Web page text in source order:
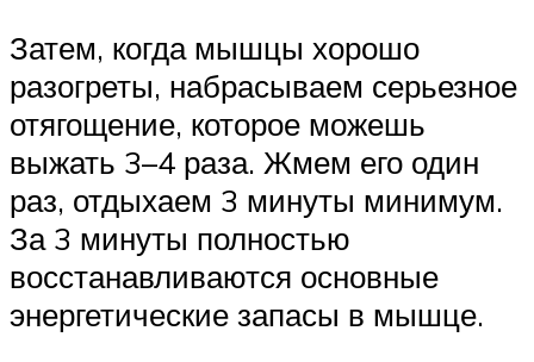
Затем, когда мышцы хорошо
разогреты, набрасываем серьезное
отягощение, которое можешь
выжать 3–4 раза. Жмем его один
раз, отдыхаем 3 минуты минимум.
За 3 минуты полностью
восстанавливаются основные
энергетические запасы в мышце.